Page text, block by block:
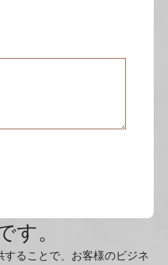
す。
ることで、お客様のビジネ